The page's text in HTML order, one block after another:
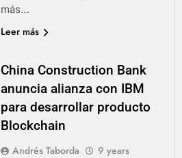
más…
Leer más
China Construction Bank
anuncia alianza con IBM
para desarrollar producto
Blockchain
Andrés Taborda
9 years